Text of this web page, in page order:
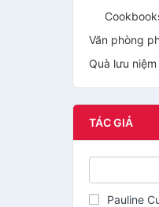
Văn phòng
Quà lưu niệm
TÁC GIẢ
Pauline